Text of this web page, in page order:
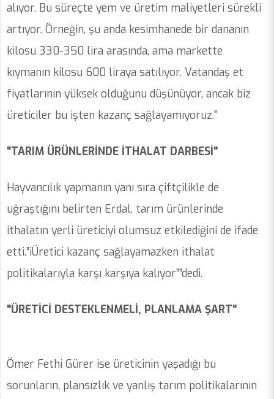
alıyor. Bu süreçte yem ve üretim maliyetleri sürekli
artıyor. Örneğin, şu anda kesimhanede bir dananın
kilosu 330-350 lira arasında, ama markette
kıymanın kilosu 600 liraya satılıyor. Vatandaş et
fiyatlarının yüksek olduğunu düşünüyor, ancak biz
üreticiler bu işten kazanç sağlayamıyoruz."
"TARIM ÜRÜNLERİNDE İTHALAT DARBESİ"
Hayvancılık yapmanın yanı sıra çiftçilikle de
uğraştığını belirten Erdal, tarım ürünlerinde
ithalatın yerli üreticiyi olumsuz etkilediğini de ifade
etti.”iÜretici kazanç sağlayamazken ithalat
politikalarıyla karşı karşıya kalıyor””dedi.
"ÜRETİCİ DESTEKLENMELİ, PLANLAMA ŞART"
Ömer Fethi Gürer ise üreticinin yaşadığı bu
sorunların, plansızlık ve yanlış tarım politikalarının